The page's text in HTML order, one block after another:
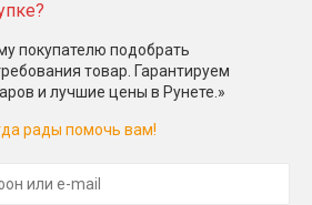
покупателю подобрать
товар. Гарантируем
и лучшие цены в Рунете.»
рады помочь вам!